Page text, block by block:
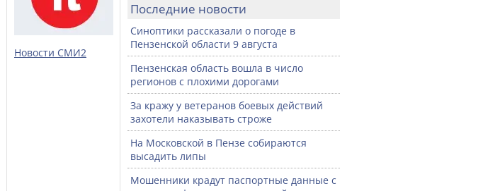
Новости СМИ2
Последние новости
Синоптики рассказали о погоде в
Пензенской области 9 августа
Пензенская область вошла в число
регионов с плохими дорогами
За кражу у ветеранов боевых действий
захотели наказывать строже
На Московской в Пензе собираются
высадить липы
Мошенники крадут паспортные данные с